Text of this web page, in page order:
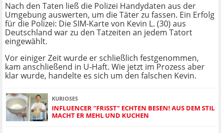
Nach den Taten ließ die Polizei Handydaten aus der
Umgebung auswerten, um die Täter zu fassen. Ein Erfolg
für die Polizei: Die SIM-Karte von Kevin L. (30) aus
Deutschland war zu den Tatzeiten an jedem Tatort
eingewählt.
Vor einiger Zeit wurde er schließlich festgenommen,
kam anschließend in U-Haft. Wie jetzt im Prozess aber
klar wurde, handelte es sich um den falschen Kevin.
KURIOSES
INFLUENCER "FRISST" ECHTEN BESEN! AUS DEM STIL
MACHT ER MEHL UND KUCHEN